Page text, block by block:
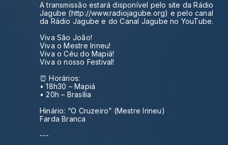
A transmissão estará disponível pelo site da Rádio
Jagube (http://www.radiojagube.org) e pelo canal
da Rádio Jagube e do Canal Jagube no YouTube.
Viva São João!
Viva o Mestre Irineu!
Viva o Céu do Mapiá!
Viva o nosso Festival!
⏰ Horários:
• 18h30 – Mapiá
• 20h – Brasília
Hinário: “O Cruzeiro” (Mestre Irineu)
Farda Branca
---